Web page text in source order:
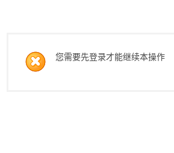
您需要先登录才能继续本操作